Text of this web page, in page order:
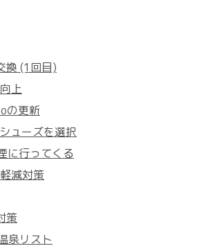
換 (1回目)
上
の更新
ューズを選択
に行ってくる
減対策
策
泉リスト